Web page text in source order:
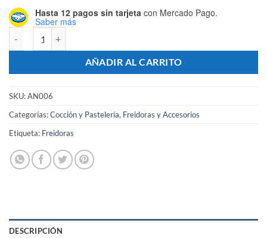
Hasta 12 pagos sin tarjeta con Mercado Pago.
Saber más
AÑADIR AL CARRITO
SKU:AN006
Categorías:Cocción y Pastelería, Freidoras y Accesorios
Etiqueta: Freidoras
DESCRIPCIÓN